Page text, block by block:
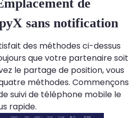
de
sans notification
des méthodes ci-dessus
que votre partenaire soit
le partage de position, vous
méthodes. Commençons
suivi de téléphone mobile le
rapide.